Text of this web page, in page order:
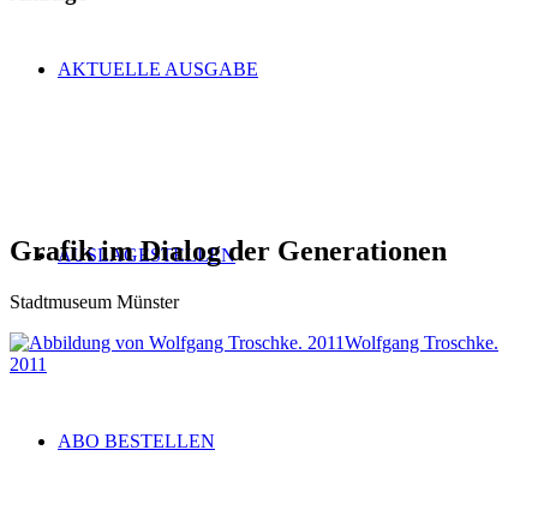
AKTUELLE AUSGABE
AUSLAGESTELLEN
ABO BESTELLEN
Grafik im Dialog der Generationen
Stadtmuseum Münster
Wolfgang Troschke.
2011